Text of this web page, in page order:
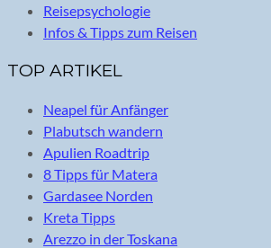
Reisepsychologie
Infos & Tipps zum Reisen
TOP ARTIKEL
Neapel für Anfänger
Plabutsch wandern
Apulien Roadtrip
8 Tipps für Matera
Gardasee Norden
Kreta Tipps
Arezzo in der Toskana